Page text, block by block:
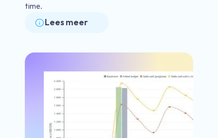
time.
Lees meer